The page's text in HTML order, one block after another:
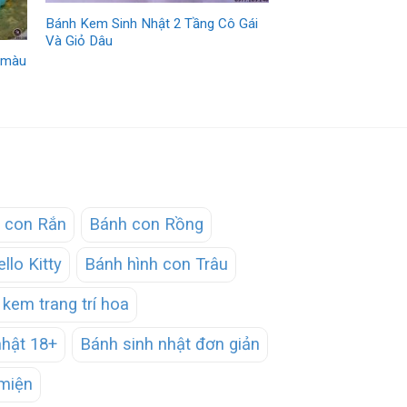
Bánh Kem Sinh Nhật 2 Tầng Cô Gái
Và Giỏ Dâu
con Rắn
Bánh con Rồng
Kitty
Bánh hình con Trâu
trang trí hoa
18+
Bánh sinh nhật đơn giản